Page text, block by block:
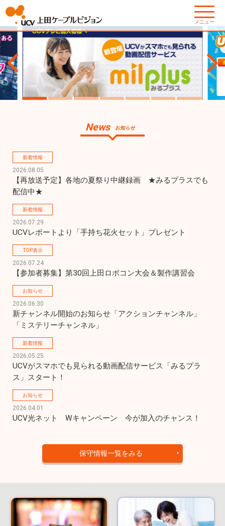
メニュー
News お知らせ
新着情報
2026.08.05
【再放送予定】各地の夏祭り中継録画　★みるプラスでも
配信中★
新着情報
2026.07.29
UCVレポートより「手持ち花火セット」プレゼント
TOP表示
2026.07.24
【参加者募集】第30回上田ロボコン大会＆製作講習会
お知らせ
2026.06.30
新チャンネル開始のお知らせ「アクションチャンネル」
「ミステリーチャンネル」
新着情報
2026.05.25
UCVがスマホでも見られる動画配信サービス「みるプラ
ス」スタート！
お知らせ
2026.04.01
UCV光ネット　Wキャンペーン　今が加入のチャンス！
保守情報一覧をみる